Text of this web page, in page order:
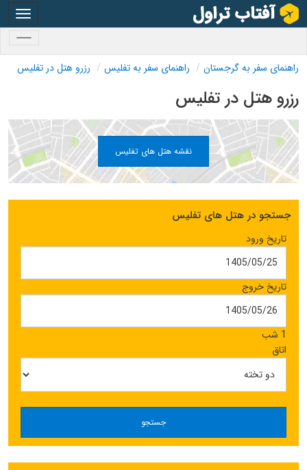
راهنمای سفر به گرجستان راهنمای سفر به تفلیس رزرو هتل در تفلیس
رزرو هتل در تفلیس
نقشه هتل های تفلیس
جستجو در هتل های تفلیس
تاریخ ورود
تاریخ خروج
1 شب
اتاق
جستجو